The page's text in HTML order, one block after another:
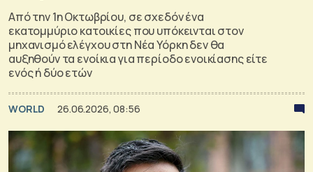
Από την 1η Οκτωβρίου, σε σχεδόν ένα
εκατομμύριο κατοικίες που υπόκεινται στον
μηχανισμό ελέγχου στη Νέα Υόρκη δεν θα
αυξηθούν τα ενοίκια για περίοδο ενοικίασης είτε
ενός ή δύο ετών
WORLD 26.06.2026, 08:56